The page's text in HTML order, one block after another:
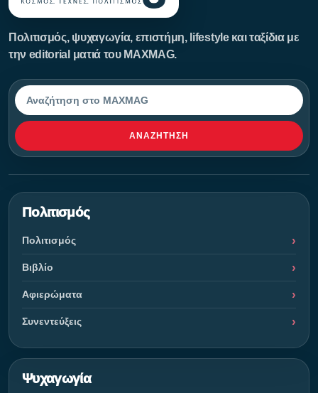
Πολιτισμός, ψυχαγωγία, επιστήμη, lifestyle και ταξίδια με
την editorial ματιά του MAXMAG.
Αναζήτηση
ΑΝΑΖΉΤΗΣΗ
Πολιτισμός
Πολιτισμός
Βιβλίο
Αφιερώματα
Συνεντεύξεις
Ψυχαγωγία